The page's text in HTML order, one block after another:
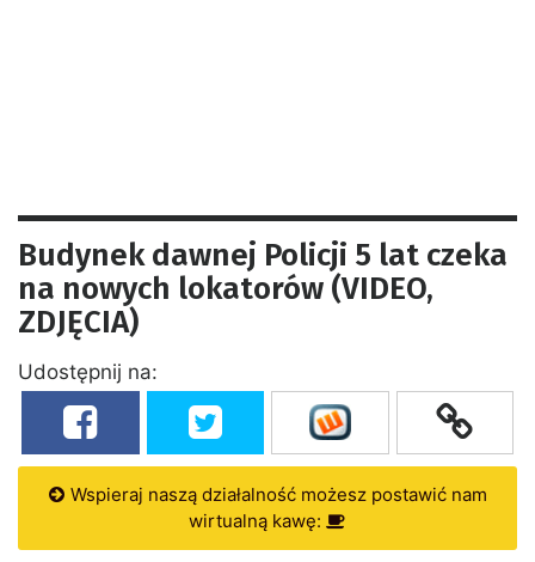
Budynek dawnej Policji 5 lat czeka
na nowych lokatorów (VIDEO,
ZDJĘCIA)
Udostępnij na:
Wspieraj naszą działalność możesz postawić nam
wirtualną kawę: